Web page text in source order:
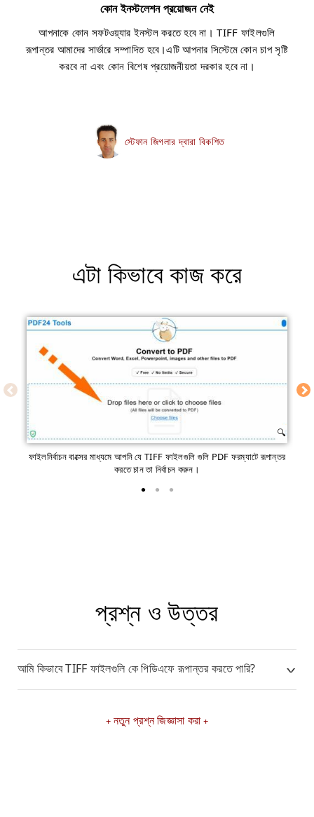
কোন ইনস্টলেশন প্রয়োজন নেই
আপনাকে কোন সফটওয়্যার ইনস্টল করতে হবে না। TIFF ফাইলগুলি
রূপান্তর আমাদের সার্ভারে সম্পাদিত হবে।এটি আপনার সিস্টেমে কোন চাপ সৃষ্টি
করবে না এবং কোন বিশেষ প্রয়োজনীয়তা দরকার হবে না।
স্টেফান জিগলার দ্বারা বিকশিত
এটা কিভাবে কাজ করে
ফাইলনির্বাচন বাক্সের মাধ্যমে আপনি যে TIFF ফাইলগুলি গুলি PDF ফরম্যাটে রূপান্তর
করতে চান তা নির্বাচন করুন।
প্রশ্ন ও উত্তর
আমি কিভাবে TIFF ফাইলগুলি কে পিডিএফে রূপান্তর করতে পারি?
নতুন প্রশ্ন জিজ্ঞাসা করা